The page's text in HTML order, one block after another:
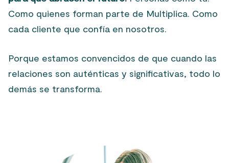
Como quienes forman parte de Multiplica. Como
cada cliente que confía en nosotros.
Porque estamos convencidos de que cuando las
relaciones son auténticas y significativas, todo lo
demás se transforma.